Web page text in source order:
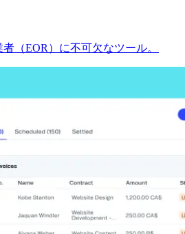
（EOR）に不可欠なツール。​​